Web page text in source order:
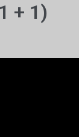
(1 + 1 + 1 חינם)